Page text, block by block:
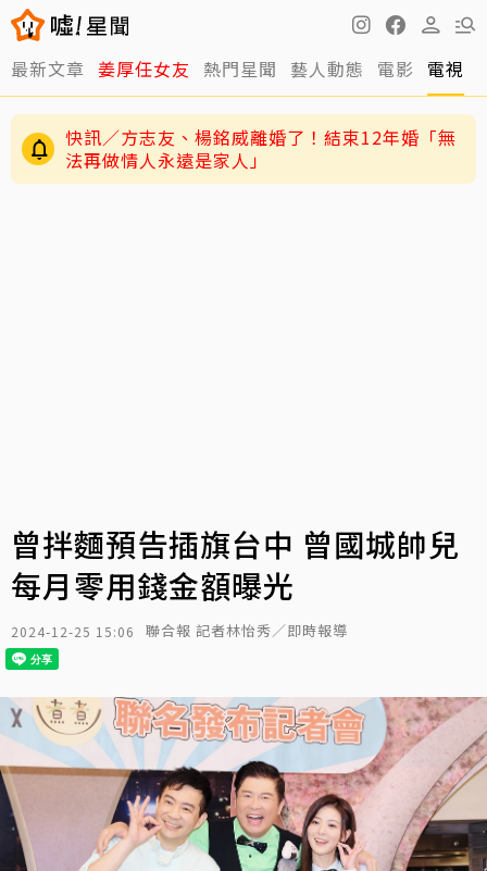
最新文章 姜厚任女友 熱門星聞 藝人動態 電影 電視
快訊／方志友、楊銘威離婚了！結束12年婚「無
法再做情人永遠是家人」
曾拌麵預告插旗台中 曾國城帥兒
每月零用錢金額曝光
2024-12-25 15:06 聯合報 記者林怡秀／即時報導